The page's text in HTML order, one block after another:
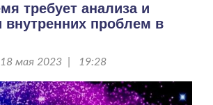
требует анализа и
внутренних проблем в
18 мая 2023 | 19:28